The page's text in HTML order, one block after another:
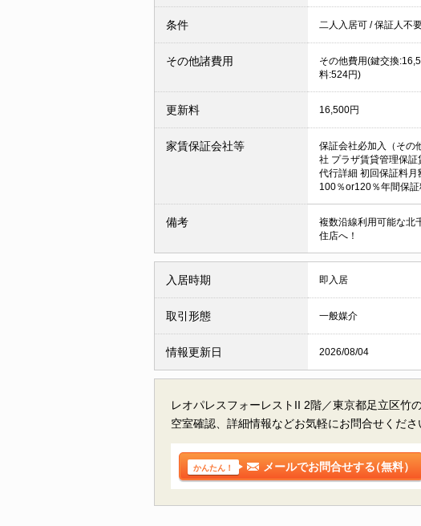
条件 二人入居可 /保証人不
その他諸費用
その他費用(鍵交換
料:524円)
更新料 16,500円
家賃保証会社等
保証会社必加入（その
社 プラザ賃貸管理保証
代行詳細 初回保証料月
100％or120％年間保証
備考
複数沿線利用可能な北
住店へ！
入居時期 即入居
取引形態 一般媒介
情報更新日 2026/08/04
レオパレスフォーレストII 2階／東京都足立区竹
空室確認、詳細情報などお気軽にお問合せくださ
かんたん！ メールでお問合せする（無料）